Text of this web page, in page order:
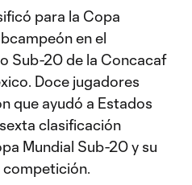
para la Copa
en el
Sub-20 de la Concacaf
Doce jugadores
que ayudó a Estados
clasificación
Mundial Sub-20 y su
competición.